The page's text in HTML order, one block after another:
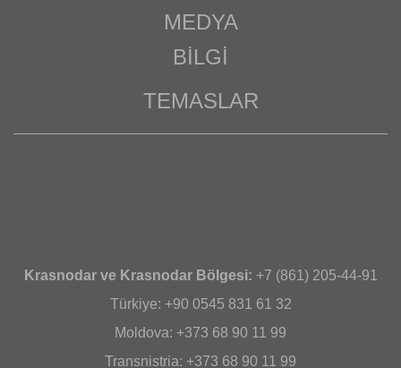
MEDYA
BILGI
TEMASLAR
Krasnodar ve Krasnodar Bölgesi: +7 (861) 205-44-91
Türkiye: +90 0545 831 61 32
Moldova: +373 68 90 11 99
Transnistria: +373 68 90 11 99